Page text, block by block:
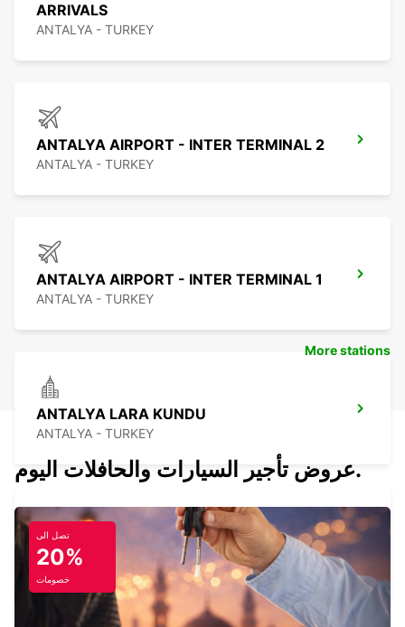
ARRIVALS
ANTALYA - TURKEY
ANTALYA AIRPORT - INTER TERMINAL 2
ANTALYA - TURKEY
ANTALYA AIRPORT - INTER TERMINAL 1
ANTALYA - TURKEY
ANTALYA LARA KUNDU
ANTALYA - TURKEY
KEMER
ANTALYA - TURKEY
More stations
عروض تأجير السيارات والحافلات اليوم.
تصل الى
20%
خصومات